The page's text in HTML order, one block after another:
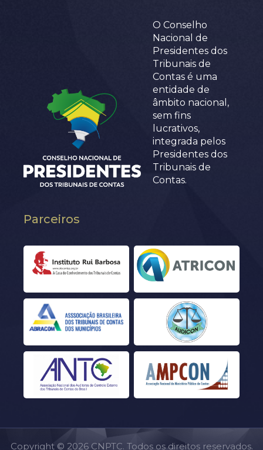
O Conselho
Nacional de
Presidentes dos
Tribunais de
Contas é uma
entidade de
âmbito nacional,
sem fins
lucrativos,
integrada pelos
Presidentes dos
Tribunais de
Contas.
Parceiros
Copyright © 2026 CNPTC. Todos os direitos reservados.